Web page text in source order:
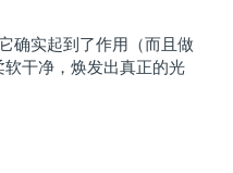
确实起到了作用（而且做
干净，焕发出真正的光